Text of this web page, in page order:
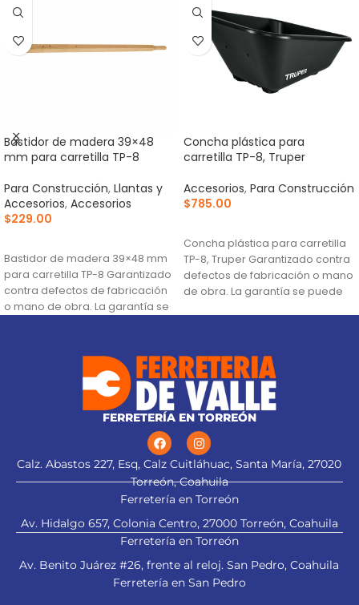
Bastidor de madera 39×48
mm para carretilla TP-8
Para Construcción, Llantas y
Accesorios, Accesorios
$229.00
Bastidor de madera 39×48 mm
para carretilla TP-8 Garantizado
contra defectos de fabricación
o mano de obra. La garantía se
Concha plástica para
carretilla TP-8, Truper
Accesorios, Para Construcción
$785.00
Concha plástica para carretilla
TP-8, Truper Garantizado contra
defectos de fabricación o mano
de obra. La garantía se puede
FERRETERÍA EN TORREÓN
Calz. Abastos 227, Esq, Calz Cuitláhuac, Santa María, 27020
Torreón, Coahuila
Ferretería en Torreón
Av. Hidalgo 657, Colonia Centro, 27000 Torreón, Coahuila
Ferretería en Torreón
Av. Benito Juárez #26, frente al reloj. San Pedro, Coahuila
Ferretería en San Pedro